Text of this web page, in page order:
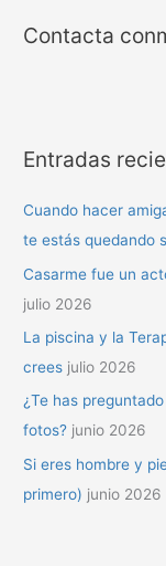
Contacta
Entradas
Cuando hacer
te estás quedando
Casarme fue un
julio 2026
La piscina y la
crees julio 2026
¿Te has
fotos? junio 2026
Si eres hombre y
primero) junio 2026